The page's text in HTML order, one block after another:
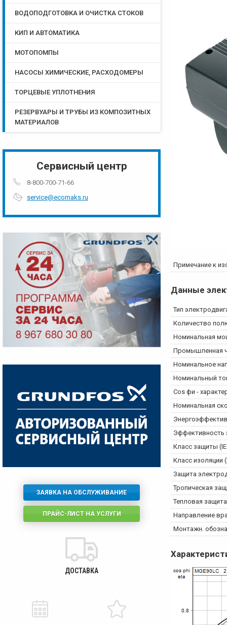
Примечание к
Данные
Тип
Количество
Номинальная
Промышленная
Номинальное
Номинальный
Cos фи -
Номинальная
Эффективность
Класс защиты
Класс изоляции
Защита
Тропическая
Тепловая защита
Направление
Монтажн.
ВОДОПОДГОТОВКА И ОЧИСТКА СТОКОВ
КИП И АВТОМАТИКА
МОТОПОМПЫ
НАСОСЫ ХИМИЧЕСКИЕ, РАСХОДОМЕРЫ
ТОРЦЕВЫЕ УПЛОТНЕНИЯ
РЕЗЕРВУАРЫ И ТРУБЫ ИЗ КОМПОЗИТНЫХ
МАТЕРИАЛОВ
Сервисный центр
8-800-700-71-66
service@ecomaks.ru
ЗАЯВКА НА ОБСЛУЖИВАНИЕ
ПРАЙС-ЛИСТ НА УСЛУГИ
ДОСТАВКА